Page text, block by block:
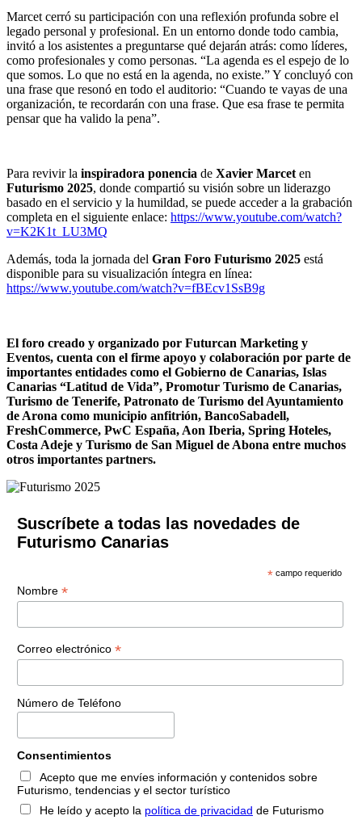
Marcet cerró su participación con una reflexión profunda sobre el
legado personal y profesional. En un entorno donde todo cambia,
invitó a los asistentes a preguntarse qué dejarán atrás: como líderes,
como profesionales y como personas. “La agenda es el espejo de lo
que somos. Lo que no está en la agenda, no existe.” Y concluyó con
una frase que resonó en todo el auditorio: “Cuando te vayas de una
organización, te recordarán con una frase. Que esa frase te permita
pensar que ha valido la pena”.
Para revivir la inspiradora ponencia de Xavier Marcet en
Futurismo 2025, donde compartió su visión sobre un liderazgo
basado en el servicio y la humildad, se puede acceder a la grabación
completa en el siguiente enlace: https://www.youtube.com/watch?
v=K2K1t_LU3MQ
Además, toda la jornada del Gran Foro Futurismo 2025 está
disponible para su visualización íntegra en línea:
https://www.youtube.com/watch?v=fBEcv1SsB9g
El foro creado y organizado por Futurcan Marketing y
Eventos, cuenta con el firme apoyo y colaboración por parte de
importantes entidades como el Gobierno de Canarias, Islas
Canarias “Latitud de Vida”, Promotur Turismo de Canarias,
Turismo de Tenerife, Patronato de Turismo del Ayuntamiento
de Arona como municipio anfitrión, BancoSabadell,
FreshCommerce, PwC España, Aon Iberia, Spring Hoteles,
Costa Adeje y Turismo de San Miguel de Abona entre muchos
otros importantes partners.
Suscríbete a todas las novedades de
Futurismo Canarias
* campo requerido
Nombre *
Correo electrónico *
Número de Teléfono
Consentimientos
Acepto que me envíes información y contenidos sobre
Futurismo, tendencias y el sector turístico
He leído y acepto la política de privacidad de Futurismo